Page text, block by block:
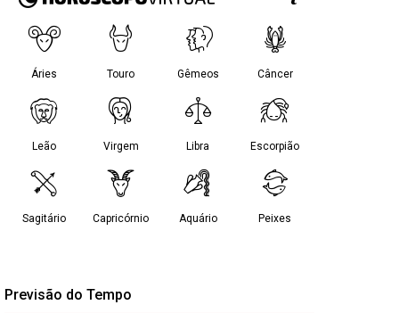
Previsão do Tempo